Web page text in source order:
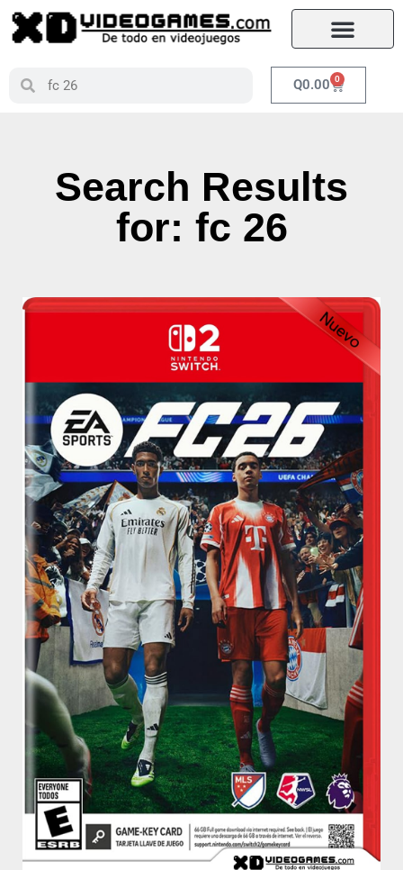
Q0.00 0
Search Results
for: fc 26